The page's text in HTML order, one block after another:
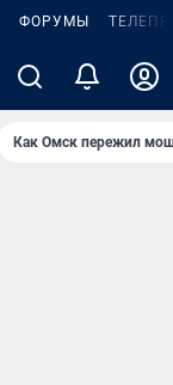
ФОРУМЫ
Как Омск пережил